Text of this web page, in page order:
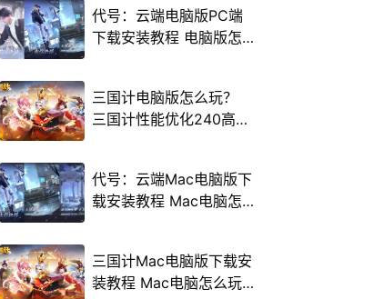
代号：云端电脑版PC端
下载安装教程 电脑版怎
三国计电脑版怎么玩？
三国计性能优化240高帧
代号：云端Mac电脑版下
载安装教程 Mac电脑怎
三国计Mac电脑版下载安
装教程 Mac电脑怎么玩